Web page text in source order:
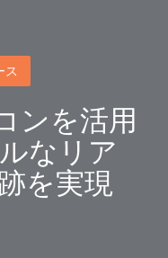
ス
ンを活用
なリア
を実現